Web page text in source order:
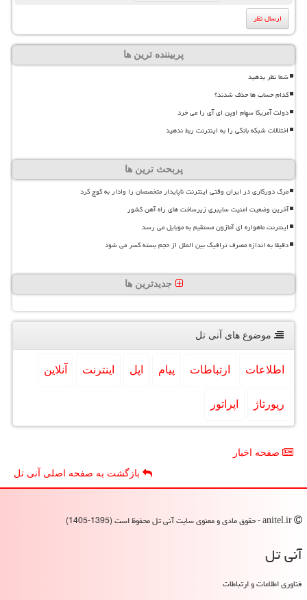
پربیننده ترین ها
شما نظر بدهید
کدام حساب ها حذف شدند؟
دولت آمریکا سهام اوپن ای آی را می خرد
اختلالات شبکه بانکی را به اینترنت ربط ندهید
پربحث ترین ها
مرگ دورکاری در ایران وقتی اینترنت ناپایدار متخصصان را وادار به کوچ کرد
آخرین وضعیت امنیت سایبری زیرساخت های راه آهن کشور
اینترنت ماهواره ای آمازون مستقیم به موبایل می رسد
دقیقا به اندازه مصرف ترافیک بین الملل از حجم بسته کسر می شود
جدیدترین ها
موضوع های آنی تل
اطلاعات ارتباطات پیام اپل اینترنت آنلاین
رپورتاژ اپراتور
صفحه اخبار
بازگشت به صفحه اصلی آنی تل
آنی تل
فناوری اطلاعات و ارتباطات